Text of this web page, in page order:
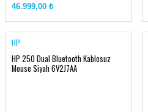
46.999,00 ₺
HP
HP 250 Dual Bluetooth Kablosuz
Mouse Siyah 6V2J7AA